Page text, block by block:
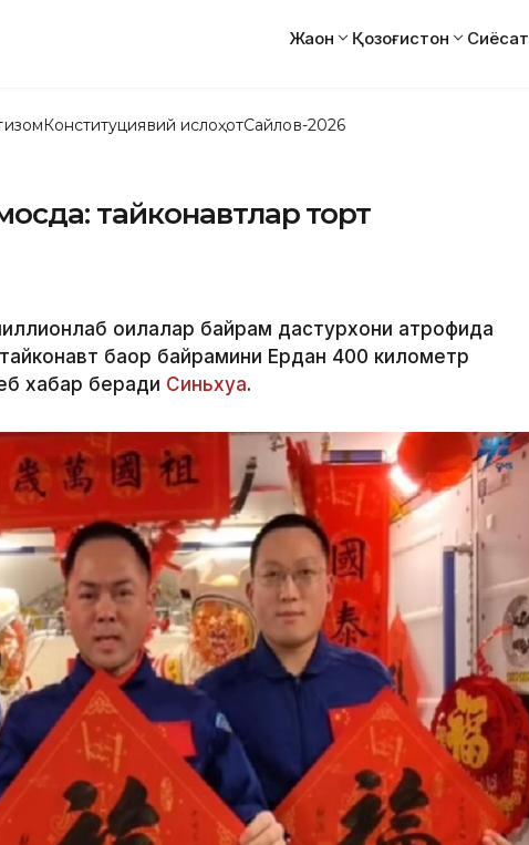
Жаҳон Қозоғистон Сиёсат
Конституциявий ислоҳотСайлов-2026
тайконавтлар торт
оилалар байрам дастурхони атрофида
баҳор байрамини Ердан 400 километр
хабар беради Синьхуа.